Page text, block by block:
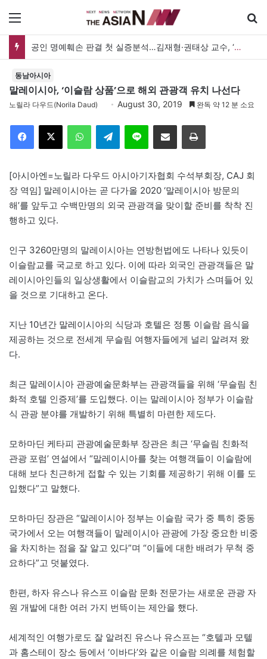
공인 명예훼손 판결 첫 실증분석…김재형·권태상 교수, ‘공인 보도준칙’ 제안도
동남아시아
말레이시아, ‘이슬람 상품’으로 해외 관광객 유치 나선다
노릴라 다우드(Norila Daud) August 30, 2019 완독 약 12 분 소요
Telegram 이메일
[아시아엔=노릴라 다우드 아시아기자협회 수석부회장, CAJ 회
장 역임] 말레이시아는 곧 다가올 2020 ‘말레이시아 방문의
해’를 앞두고 수백만명의 외국 관광객을 맞이할 준비를 착착 진
행하고 있다.
인구 3260만명의 말레이시아는 연방헌법에도 나타나 있듯이
이슬람교를 국교로 하고 있다. 이에 따라 외국인 관광객들은 말
레이시아인들의 일상생활에서 이슬람교의 가치가 스며들어 있
을 것으로 기대하고 온다.
지난 10년간 말레이시아의 식당과 호텔은 정통 이슬람 음식을
제공하는 것으로 전세계 무슬림 여행자들에게 널리 알려져 왔
다.
최근 말레이시아 관광예술문화부는 관광객들을 위해 ‘무슬림 친
화적 호텔 인증제’를 도입했다. 이는 말레이시아 정부가 이슬람
식 관광 분야를 개발하기 위해 특별히 마련한 제도다.
모하마딘 케타피 관광예술문화부 장관은 최근 ‘무슬림 친화적
관광 포럼’ 연설에서 “말레이시아를 찾는 여행객들이 이슬람에
대해 보다 친근하게 접할 수 있는 기회를 제공하기 위해 이를 도
입했다”고 말했다.
모하마딘 장관은 “말레이시아 정부는 이슬람 국가 중 특히 중동
국가에서 오는 여행객들이 말레이시아 관광에 가장 중요한 비중
을 차지하는 점을 잘 알고 있다”며 “이들에 대한 배려가 무척 중
요하다”고 덧붙였다.
한편, 하자 유스나 유스프 이슬람 문화 전문가는 새로운 관광 자
원 개발에 대한 여러 가지 번뜩이는 제안을 했다.
세계적인 여행가로도 잘 알려진 유스나 유스프는 “호텔과 모텔
과 홈스테이 장소 등에서 ‘이바다’와 같은 이슬람 의례를 체험할